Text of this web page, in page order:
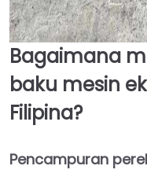
Bagaimana
baku mesin
Filipina?
Pencampuran